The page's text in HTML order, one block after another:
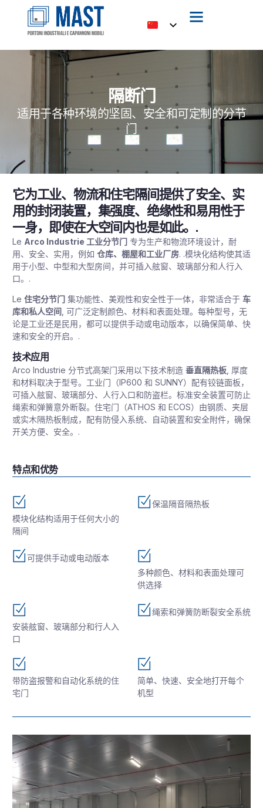
隔断门
适用于各种环境的坚固、安全和可定制的分节
门
它为工业、物流和住宅隔间提供了安全、实
用的封闭装置，集强度、绝缘性和易用性于
一身，即使在大空间内也是如此。.
Le Arco Industrie 工业分节门 专为生产和物流环境设计，耐
用、安全、实用，例如 仓库、棚屋和工业厂房. .模块化结构使其适
用于小型、中型和大型房间，并可插入舷窗、玻璃部分和人行入
口。.
Le 住宅分节门 集功能性、美观性和安全性于一体，非常适合于 车
库和私人空间 , 可广泛定制颜色、材料和表面处理。每种型号，无
论是工业还是民用，都可以提供手动或电动版本，以确保简单、快
速和安全的开启。.
技术应用
Arco Industrie 分节式高架门采用以下技术制造 垂直隔热板 , 厚度
和材料取决于型号。工业门（IP600 和 SUNNY）配有铰链面板，
可插入舷窗、玻璃部分、人行入口和防盗栏。标准安全装置可防止
绳索和弹簧意外断裂。住宅门（ATHOS 和 ECOS）由钢质、夹层
或实木隔热板制成，配有防侵入系统、自动装置和安全附件，确保
开关方便、安全。.
特点和优势
模块化结构适用于任何大小的
隔间
保温隔音隔热板
可提供手动或电动版本
多种颜色、材料和表面处理可
供选择
安装舷窗、玻璃部分和行人入
口
绳索和弹簧防断裂安全系统
带防盗报警和自动化系统的住
宅门
简单、快速、安全地打开每个
机型